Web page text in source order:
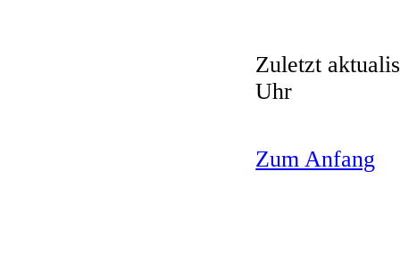
Zuletzt
Uhr
Zum Anfang